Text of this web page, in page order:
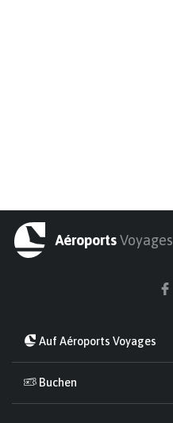
AéroportsVoyages
Auf Aéroports Voyages
Buchen